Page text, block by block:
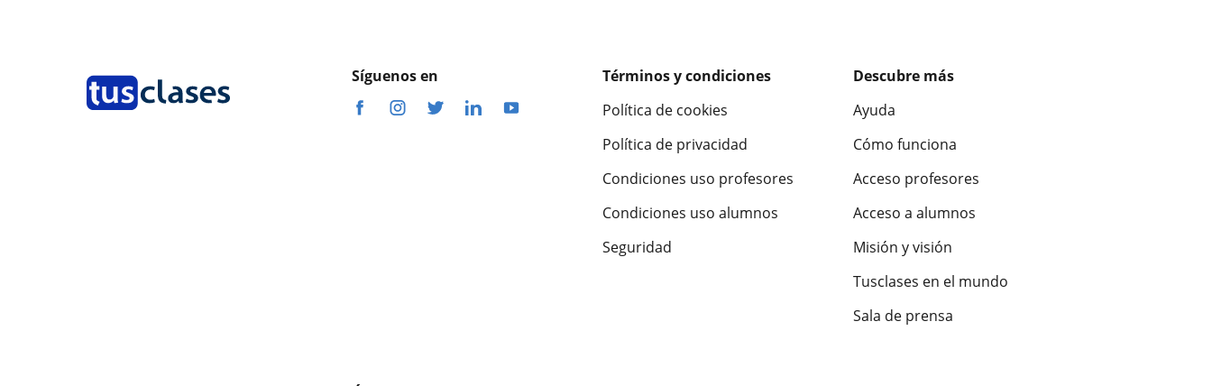
Síguenos en
Términos y condiciones
Política de cookies
Política de privacidad
Condiciones uso profesores
Condiciones uso alumnos
Seguridad
Descubre más
Ayuda
Cómo funciona
Acceso profesores
Acceso a alumnos
Misión y visión
Tusclases en el mundo
Sala de prensa